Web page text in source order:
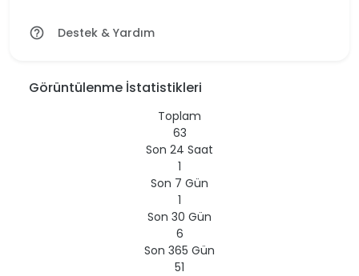
help_outline Destek & Yardım
Görüntülenme İstatistikleri
Toplam
63
Son 24 Saat
1
Son 7 Gün
1
Son 30 Gün
6
Son 365 Gün
51